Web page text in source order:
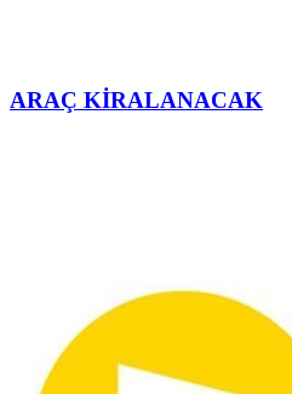
ARAÇ KİRALANACAK